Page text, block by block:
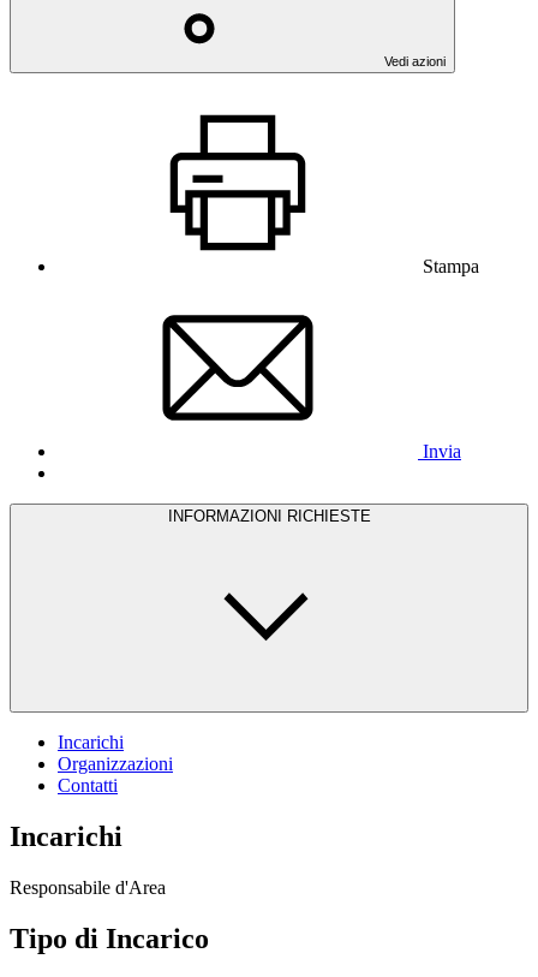
Vedi azioni
Stampa
Invia
INFORMAZIONI RICHIESTE
Incarichi
Organizzazioni
Contatti
Incarichi
Responsabile d'Area
Tipo di Incarico